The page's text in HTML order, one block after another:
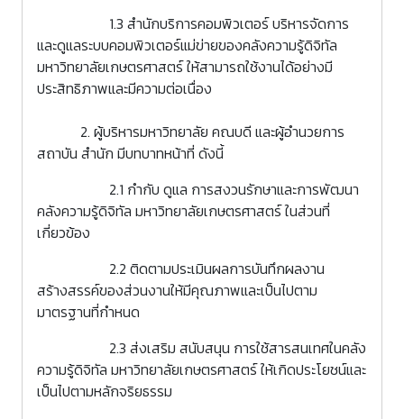
1.3 สำนักบริการคอมพิวเตอร์ บริหารจัดการ
และดูแลระบบคอมพิวเตอร์แม่ข่ายของคลังความรู้ดิจิทัล
มหาวิทยาลัยเกษตรศาสตร์ ให้สามารถใช้งานได้อย่างมี
ประสิทธิภาพและมีความต่อเนื่อง
2. ผู้บริหารมหาวิทยาลัย คณบดี และผู้อำนวยการ
สถาบัน สำนัก มีบทบาทหน้าที่ ดังนี้
2.1 กำกับ ดูแล การสงวนรักษาและการพัฒนา
คลังความรู้ดิจิทัล มหาวิทยาลัยเกษตรศาสตร์ ในส่วนที่
เกี่ยวข้อง
2.2 ติดตามประเมินผลการบันทึกผลงาน
สร้างสรรค์ของส่วนงานให้มีคุณภาพและเป็นไปตาม
มาตรฐานที่กำหนด
2.3 ส่งเสริม สนับสนุน การใช้สารสนเทศในคลัง
ความรู้ดิจิทัล มหาวิทยาลัยเกษตรศาสตร์ ให้เกิดประโยชน์และ
เป็นไปตามหลักจริยธรรม